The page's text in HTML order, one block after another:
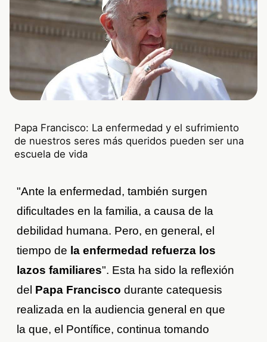
Papa Francisco: La enfermedad y el sufrimiento
de nuestros seres más queridos pueden ser una
escuela de vida
"Ante la enfermedad, también surgen
dificultades en la familia, a causa de la
debilidad humana. Pero, en general, el
tiempo de la enfermedad refuerza los
lazos familiares". Esta ha sido la reflexión
del Papa Francisco durante catequesis
realizada en la audiencia general en que
la que, el Pontífice, continua tomando